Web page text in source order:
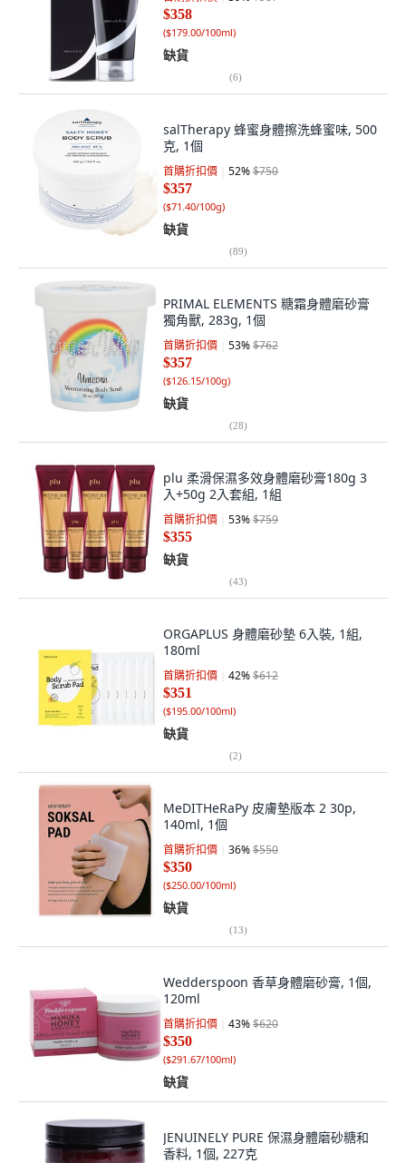
$358
($179.00/100ml)
缺貨
(6)
salTherapy 蜂蜜身體擦洗蜂蜜味, 500
克, 1個
首購折扣價 52%$750
$357
($71.40/100g)
缺貨
(89)
PRIMAL ELEMENTS 糖霜身體磨砂膏
獨角獸, 283g, 1個
首購折扣價 53%$762
$357
($126.15/100g)
缺貨
(28)
plu 柔滑保濕多效身體磨砂膏180g 3
入+50g 2入套組, 1組
首購折扣價 53%$759
$355
缺貨
(43)
ORGAPLUS 身體磨砂墊 6入裝, 1組,
180ml
首購折扣價 42%$612
$351
($195.00/100ml)
缺貨
(2)
MeDITHeRaPy 皮膚墊版本 2 30p,
140ml, 1個
首購折扣價 36%$550
$350
($250.00/100ml)
缺貨
(13)
Wedderspoon 香草身體磨砂膏, 1個,
120ml
首購折扣價 43%$620
$350
($291.67/100ml)
缺貨
JENUINELY PURE 保濕身體磨砂糖和
香料, 1個, 227克